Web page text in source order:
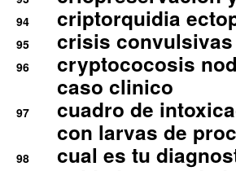
94 criptorquidia
95 crisis convulsivas
96
cryptococosis
caso clinico
97
cuadro de
con larvas de
98 cual es tu